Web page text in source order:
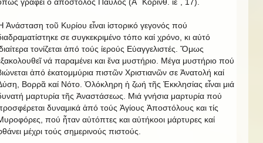
γράφει ὁ ἀπόστολος Παύλος (Α΄ Κορινθ. ιε΄, 17).
Ἀνάσταση τοῦ Κυρίου εἶναι ἱστορικό γεγονός πού
σε συγκεκριμένο τόπο καί χρόνο, κι αὐτό
τονίζεται ἀπό τούς ίερούς Εὐαγγελιστές. Ὅμως
νά παραμένει και ἕνα μυστήριο. Μέγα μυστήριο πού
ἀπό ἑκατομμύρια πιστῶν Χριστιανῶν σε Ἀνατολή καί
Βορρᾶ καί Νότο. Ὁλόκληρη ἡ ζωή τῆς Ἐκκλησίας εἶναι μιά
μαρτυρία τῆς Ἀναστάσεως. Μιά γνήσια μαρτυρία πού
δυναμικά ἀπό τούς Ἁγίους Ἀποστόλους και τίς
πού ἦταν αὐτόπτες και αὐτήκοοι μάρτυρες καί
μέχρι τούς σημερινούς πιστούς.